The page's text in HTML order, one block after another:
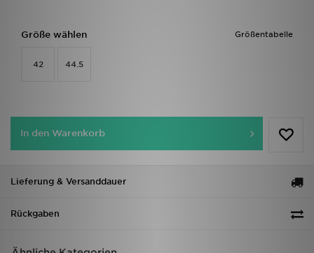
Größentabelle
Größe wählen
42 44.5
In den Warenkorb
Lieferung & Versanddauer
Rückgaben